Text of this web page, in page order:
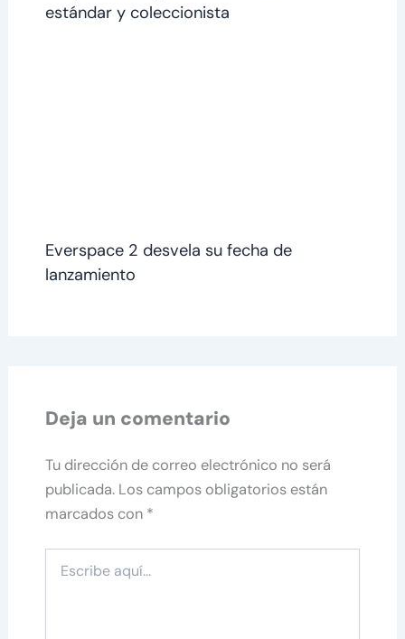
estándar y coleccionista
Everspace 2 desvela su fecha de
lanzamiento
Deja un comentario
Tu dirección de correo electrónico no será
publicada. Los campos obligatorios están
marcados con *
aquí...